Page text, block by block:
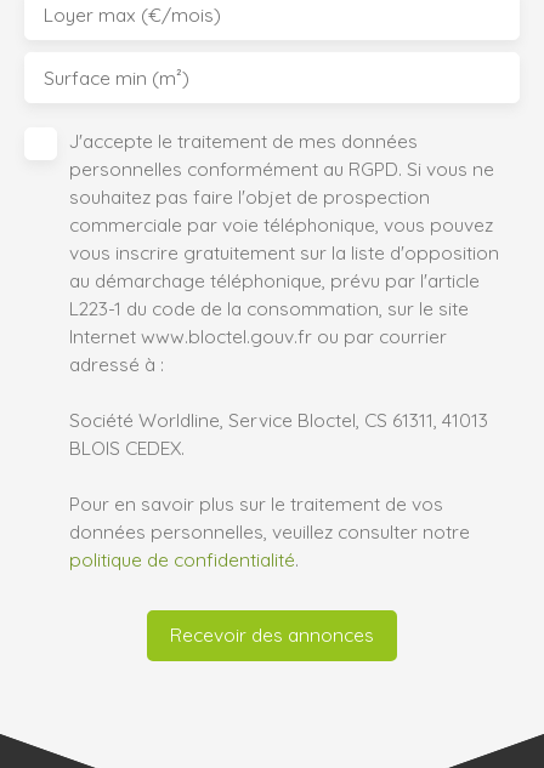
Loyer max (€/mois)
Surface min (m²)
J'accepte le traitement de mes données
personnelles conformément au RGPD. Si vous ne
souhaitez pas faire l'objet de prospection
commerciale par voie téléphonique, vous pouvez
vous inscrire gratuitement sur la liste d'opposition
au démarchage téléphonique, prévu par l'article
L223-1 du code de la consommation, sur le site
Internet www.bloctel.gouv.fr ou par courrier
adressé à :
Société Worldline, Service Bloctel, CS 61311, 41013
BLOIS CEDEX.
Pour en savoir plus sur le traitement de vos
données personnelles, veuillez consulter notre
politique de confidentialité.
Recevoir des annonces